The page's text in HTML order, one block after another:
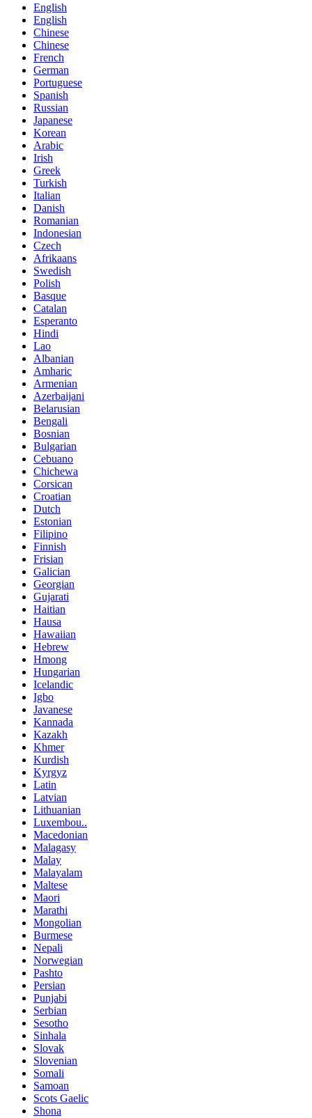
English
English
Chinese
Chinese
French
German
Portuguese
Spanish
Russian
Japanese
Korean
Arabic
Irish
Greek
Turkish
Italian
Danish
Romanian
Indonesian
Czech
Afrikaans
Swedish
Polish
Basque
Catalan
Esperanto
Hindi
Lao
Albanian
Amharic
Armenian
Azerbaijani
Belarusian
Bengali
Bosnian
Bulgarian
Cebuano
Chichewa
Corsican
Croatian
Dutch
Estonian
Filipino
Finnish
Frisian
Galician
Georgian
Gujarati
Haitian
Hausa
Hawaiian
Hebrew
Hmong
Hungarian
Icelandic
Igbo
Javanese
Kannada
Kazakh
Khmer
Kurdish
Kyrgyz
Latin
Latvian
Lithuanian
Luxembou..
Macedonian
Malagasy
Malay
Malayalam
Maltese
Maori
Marathi
Mongolian
Burmese
Nepali
Norwegian
Pashto
Persian
Punjabi
Serbian
Sesotho
Sinhala
Slovak
Slovenian
Somali
Samoan
Scots Gaelic
Shona